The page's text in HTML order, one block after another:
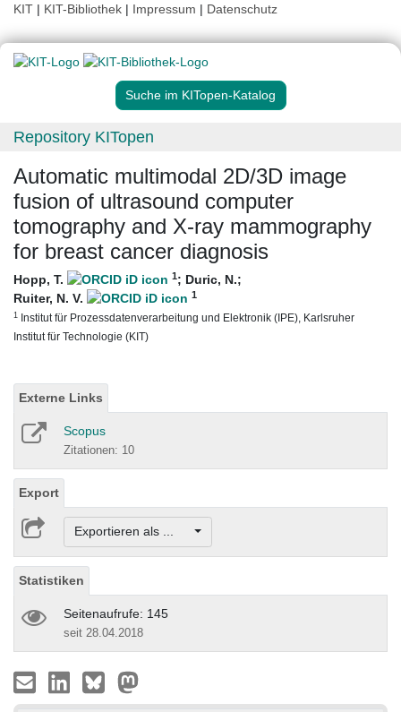
KIT | KIT-Bibliothek | Impressum | Datenschutz
Suche im KITopen-Katalog
Repository KITopen
Automatic multimodal 2D/3D image
fusion of ultrasound computer
tomography and X-ray mammography
for breast cancer diagnosis
Hopp, T. 1; Duric, N.;
Ruiter, N. V.
1
1 Institut für Prozessdatenverarbeitung und Elektronik (IPE), Karlsruher
Institut für Technologie (KIT)
Externe Links
Scopus
Zitationen: 10
Export
Exportieren als ...
Statistiken
Seitenaufrufe: 145
seit 28.04.2018